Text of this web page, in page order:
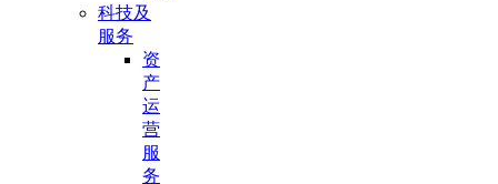
科技及
服务
资
产
运
营
服
务